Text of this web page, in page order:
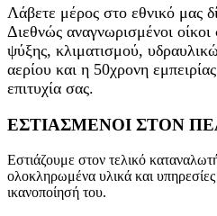
Λάβετε μέρος στο εθνικό μας
Διεθνώς αναγνωρισμένοι
ψύξης, κλιματισμού,
αερίου και η 50χρονη
επιτυχία σας.
ΕΣΤΙΑΣΜΕΝΟΙ ΣΤΟΝ
Εστιάζουμε στον τελικό
ολοκληρωμένα υλικά και
ικανοποίησή του.